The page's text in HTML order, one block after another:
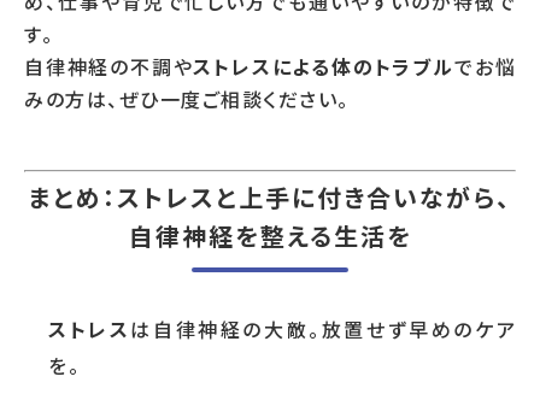
す。
自律神経の不調やストレスによる体のトラブルでお悩
みの方は、ぜひ一度ご相談ください。
まとめ：ストレスと上手に付き合いながら、
自律神経を整える生活を
ストレスは自律神経の大敵。放置せず早めのケア
を。